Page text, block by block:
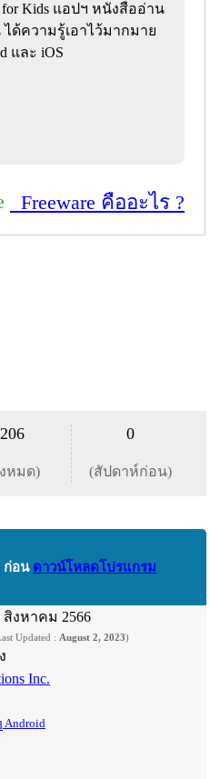
for Kids แอปฯ หนังสืออ่าน
ด้ความรู้เอาไว้มากมาย
และ iOS
Freeware คืออะไร ?
206
หมด)
0
(สัปดาห์ก่อน)
ก่อน ดาวน์โหลดโปรแกรม
สิงหาคม 2566
Updated : August 2, 2023)
Inc.
Android